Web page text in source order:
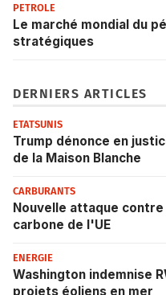
PETROLE
Le marché mondial du
stratégiques
DERNIERS ARTICLES
ETATSUNIS
Trump dénonce en
de la Maison Blanche
CARBURANTS
Nouvelle attaque
carbone de l'UE
ENERGIE
Washington indemnise
projets éoliens en mer